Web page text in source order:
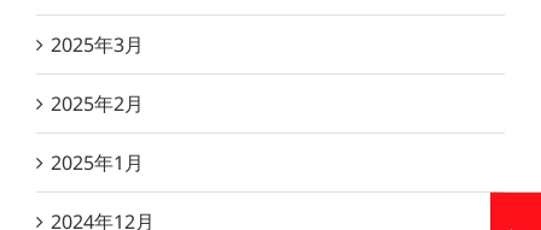
2025年3月
2025年2月
2025年1月
2024年12月